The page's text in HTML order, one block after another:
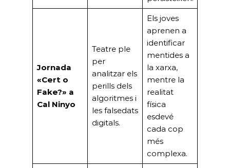
Jornada
«Cert o
Fake?» a
Cal Ninyo
Teatre ple
per
analitzar els
perills dels
algoritmes i
les falsedats
digitals.
Els joves
aprenen a
identificar
mentides a
la xarxa,
mentre la
realitat
física
esdevé
cada cop
més
complexa.